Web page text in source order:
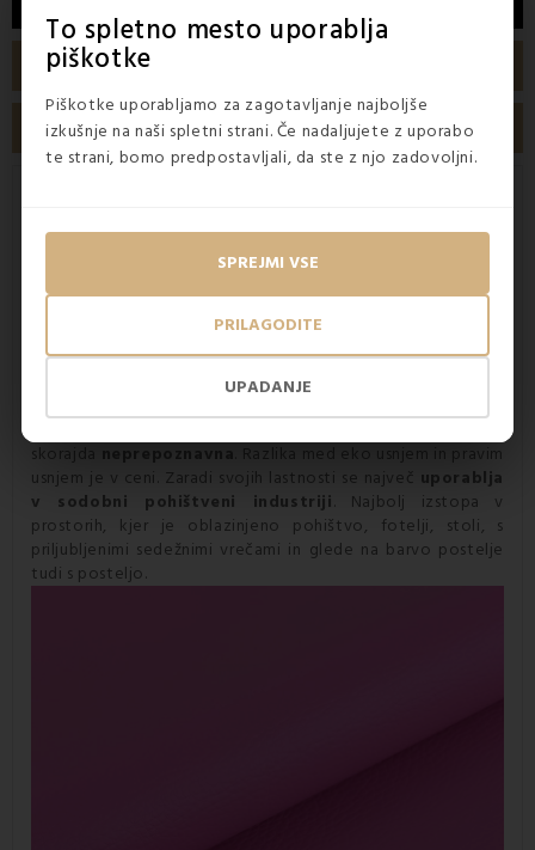
To spletno mesto uporablja
piškotke
Piškotke uporabljamo za zagotavljanje najboljše
izkušnje na naši spletni strani. Če nadaljujete z uporabo
te strani, bomo predpostavljali, da ste z njo zadovoljni.
UPADANJE
PRILAGODITE
SPREJMI VSE
MNENJA ETS
šivanje kakršnih koli dodatkov za dom
je tekstilni material, ki s svojimi funkcijami in
prednostmi
. Eko usnje je izdelano
katerega je nanesen sloj nestrupenega poliuretana. Na prvi
pogledse umetno usnje in pravo usnje ne razlikujeta
Začetki proizvodnje eko usnja segajo v drugo svetovno
skorajda
. Razlika med eko usnjem in pravim
usnjem je v ceni. Zaradi svojih lastnosti se največ uporablja
v sodobni pohištveni industriji . Najbolj izstopa v
prostorih, kjer je oblazinjeno pohištvo, fotelji, stoli, s
priljubljenimi sedežnimi vrečami in glede na barvo postelje
tudi s posteljo.